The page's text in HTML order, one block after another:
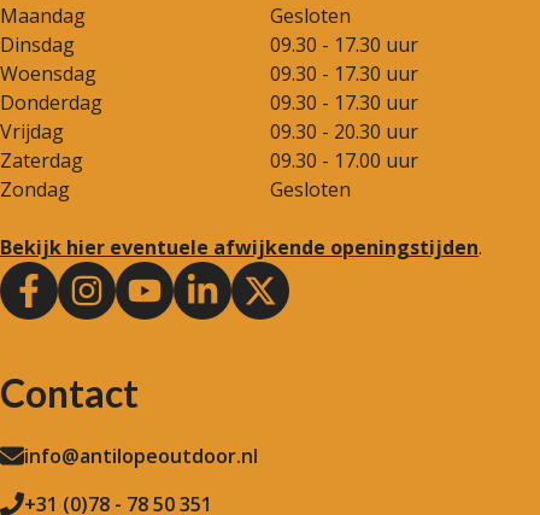
Maandag
Gesloten
Dinsdag
09.30 - 17.30 uur
Woensdag
09.30 - 17.30 uur
Donderdag
09.30 - 17.30 uur
Vrijdag
09.30 - 20.30 uur
Zaterdag
09.30 - 17.00 uur
Zondag
Gesloten
Bekijk hier eventuele afwijkende openingstijden.
Contact
info@antilopeoutdoor.nl
+31 (0)78 - 78 50 351